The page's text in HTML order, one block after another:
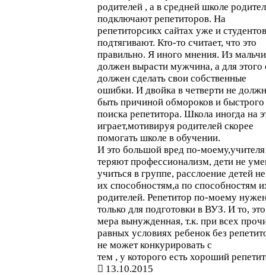
родителей , а в средней школе
подключают репетиторов. На
репетиторсикх сайтах уже и студентов
подтягивают. Кто-то считает, что это
правильно. Я иного мнения. Из
должен вырасти мужчина, а для этого
должен сделать свои собственные
ошибки. И двойка в четверти не
быть причиной обмороков и быстрого
поиска репетитора. Школа иногда на
играет,мотивируя родителей скорее
помогать школе в обучении.
И это большой вред по-моему,учителя
теряют профессионализм, дети не
учиться в группе, расслоение детей
их способностям,а по способностям
родителей. Репетитор по-моему
только для подготовки в ВУЗ. И то, это
мера вынужденная, т.к. при всех
равных условиях ребенок без
не может конкурировать с
тем , у которого есть хороший
13.10.2015